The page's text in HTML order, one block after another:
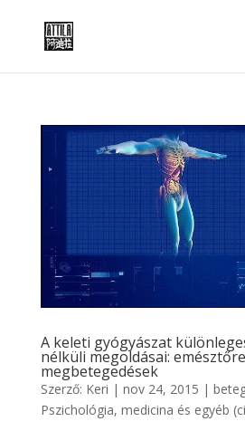
A keleti gyógyászat
nélküli megoldásai:
megbetegedések
Szerző: Keri | nov 24, 2015 |
Pszichológia, medicina és egyéb